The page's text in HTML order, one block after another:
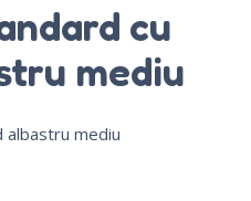
cu
mediu
albastru mediu